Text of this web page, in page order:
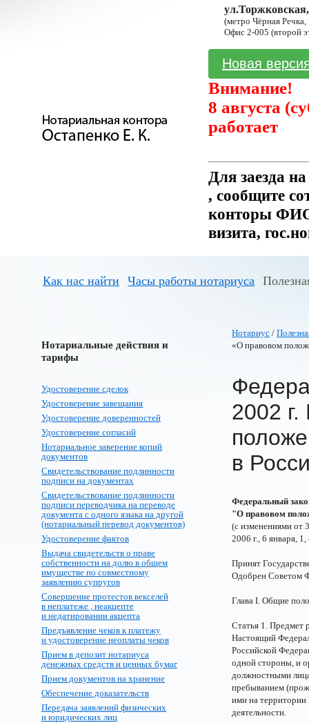
(метро Чёрная
Офис 2-005 (второй
Новая
Внимание!
8 августа
работает
Для заезда
, сообщите
конторы ФИО
визита,
Как нас найти Часы работы нотариуса
Нотариальные действия и
тарифы
Удостоверение сделок
Удостоверение завещания
Удостоверение доверенностей
Удостоверение согласий
Нотариальное заверение копий
документов
Свидетельствование подлинности
подписи на документах
Свидетельствование подлинности
подписи переводчика на переводе
документа с одного языка на другой
(нотариальный перевод документов)
Удостоверение фактов
Выдача свидетельств о праве
собственности на долю в общем
имуществе по совместному
заявлению супругов
Совершение протестов векселей
в неплатеже , неакцепте
и недатировании акцепта
Предъявление чеков к платежу
и удостоверение неоплаты чеков
Прием в депозит нотариуса
денежных средств и ценных бумаг
Прием документов на хранение
Обеспечение доказательств
Передача заявлений физических
и юридических лиц
Нотариус /
«О правовом
2002
в
Федеральный
"О правовом
(с изменениями от
2006 г., 6 января,
Принят
Одобрен Советом
Глава I. Общие
Статья 1. Предмет
Настоящий
Российской
одной стороны, и
должностными
пребыванием
ими на территории
деятельности.